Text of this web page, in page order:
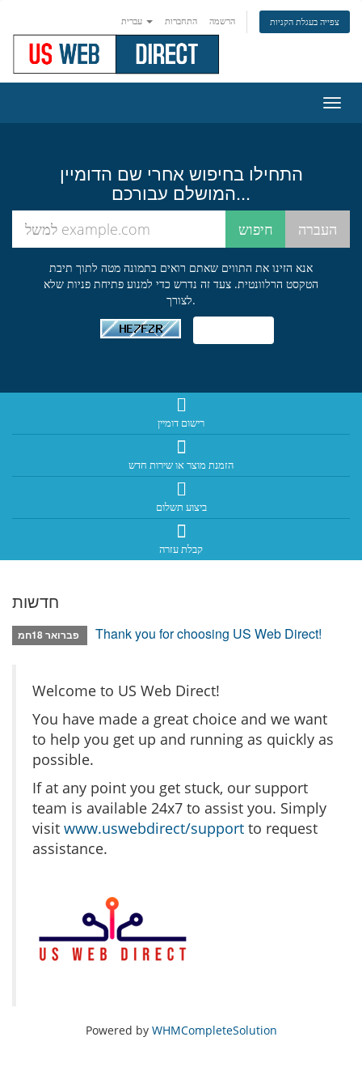
התחברות הרשמה צפייה בעגלת הקניות
ניווט
התחילו בחיפוש אחרי שם הדומיין
המושלם עבורכם...
אנא הזינו את התווים שאתם רואים בתמונה מטה לתוך תיבת
הטקסט הרלוונטית. צעד זה נדרש כדי למנוע פתיחת פניות שלא
לצורך.
רישום דומיין
הזמנת מוצר או שירות חדש
ביצוע תשלום
קבלת עזרה
חדשות
Thank you for choosing US Web Direct!
Welcome to US Web Direct!
You have made a great choice and we want
to help you get up and running as quickly as
possible.
If at any point you get stuck, our support
team is available 24x7 to assist you. Simply
visit www.uswebdirect/support to request
assistance.
Powered by WHMCompleteSolution